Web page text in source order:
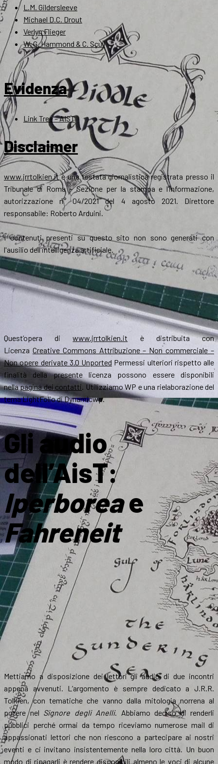
L.M. Gildersleeve
Michael D.C. Drout
Verlyn Flieger
W. G. Hammond & C. Scull
Evidenza
Link Tree – AIST
Disclaimer
www.jrrtolkien.itè una testata giornalistica registrata presso il
Tribunale di Roma - Sezione per la stampa e l’informazione,
autorizzazione n° 04/2021 del 4 agosto 2021. Direttore
responsabile: Roberto Arduini.
I contenuti presenti su questo sito non sono generati con
l'ausilio dell'intelligenza artificiale.
Quest’opera diwww.jrrtolkien.it è distribuita con
Licenza Creative Commons Attribuzione – Non commerciale –
Non opere derivate 3.0 Unported Permessi ulteriori rispetto alle
finalità della presente licenza possono essere disponibili
nellapagina dei contatti. Utilizziamo WP e una rielaborazione del
tema LightFolio di Dynamicwp.
Gli audio
dell’AisT:
Iperboreae
Fahreneit
Mettiamo a disposizione dei lettori gli audio di due incontri
appena avvenuti. L’argomento è sempre dedicato a J.R.R.
Tolkien, con tematiche che vanno dalla mitologia norrena al
potere nel Signore degli Anelli. Abbiamo deciso di renderli
pubblici perché ormai da tempo riceviamo numerose mail di
appassionati lettori che non riescono a partecipare ai nostri
eventi e ci invitano insistentemente nella loro città. Un buon
modo di ripagarli è rendere disponibili almeno le voci di alcune